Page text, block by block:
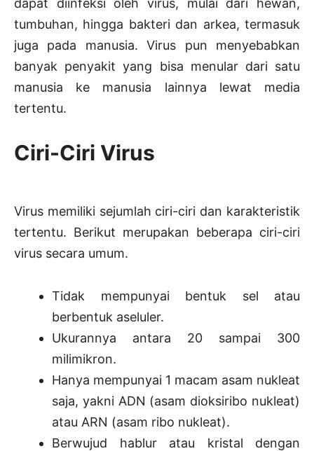
tumbuhan, hingga bakteri dan arkea, termasuk
juga pada manusia. Virus pun menyebabkan
banyak penyakit yang bisa menular dari satu
manusia ke manusia lainnya lewat media
tertentu.
Ciri-Ciri Virus
Virus memiliki sejumlah ciri-ciri dan karakteristik
tertentu. Berikut merupakan beberapa ciri-ciri
virus secara umum.
Tidak mempunyai bentuk sel atau
berbentuk aseluler.
Ukurannya antara 20 sampai 300
milimikron.
Hanya mempunyai 1 macam asam nukleat
saja, yakni ADN (asam dioksiribo nukleat)
atau ARN (asam ribo nukleat).
Berwujud hablur atau kristal dengan